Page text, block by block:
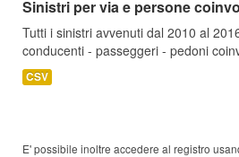
Sinistri per via e persone
Tutti i sinistri avvenuti dal 2010 al
conducenti - passeggeri - pedoni
CSV
E' possibile inoltre accedere al registro